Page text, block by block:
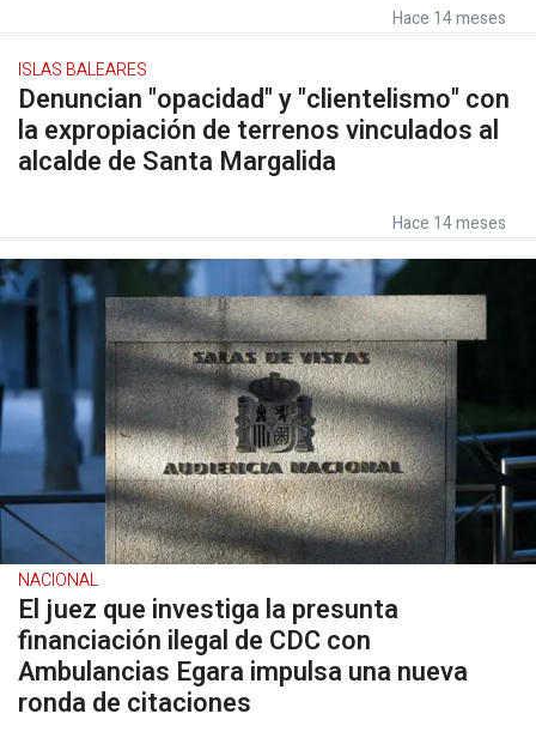
Hace 14 meses
ISLAS BALEARES
Denuncian "opacidad" y "clientelismo" con
la expropiación de terrenos vinculados al
alcalde de Santa Margalida
Hace 14 meses
NACIONAL
El juez que investiga la presunta
financiación ilegal de CDC con
Ambulancias Egara impulsa una nueva
ronda de citaciones